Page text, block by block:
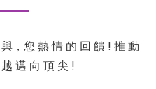
，您 熱 情 的 回 饋 ! 推 動
邁 向 頂 尖 !